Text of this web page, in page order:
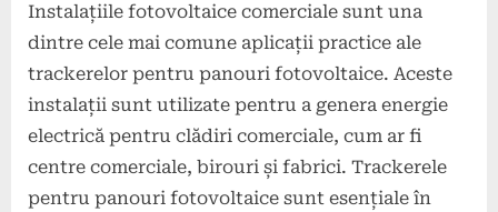
Instalațiile fotovoltaice comerciale sunt una
dintre cele mai comune aplicații practice ale
trackerelor pentru panouri fotovoltaice. Aceste
instalații sunt utilizate pentru a genera energie
electrică pentru clădiri comerciale, cum ar fi
centre comerciale, birouri și fabrici. Trackerele
pentru panouri fotovoltaice sunt esențiale în